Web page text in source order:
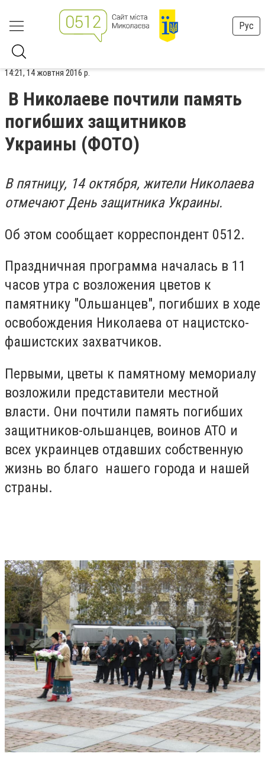
Рус
14:21, 14 жовтня 2016 р.
В Николаеве почтили память
погибших защитников
Украины (ФОТО)
В пятницу, 14 октября, жители Николаева
отмечают День защитника Украины.
Об этом сообщает корреспондент 0512.
Праздничная программа началась в 11
часов утра с возложения цветов к
памятнику "Ольшанцев", погибших в ходе
освобождения Николаева от нацистско-
фашистских захватчиков.
Первыми, цветы к памятному мемориалу
возложили представители местной
власти. Они почтили память погибших
защитников-ольшанцев, воинов АТО и
всех украинцев отдавших собственную
жизнь во благо нашего города и нашей
страны.